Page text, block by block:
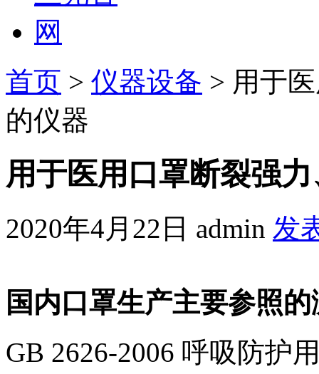
首页 > 仪器设备 > 用于
的仪器
用于医用口罩断裂强
2020年4月22日 admin 发
国内口罩生产主要参照
GB 2626-2006 呼吸防护